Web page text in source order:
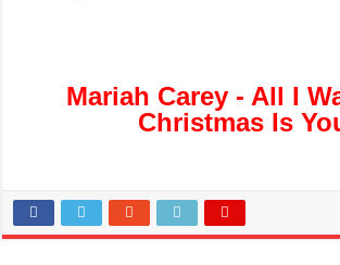
Mariah Carey - All I
Christmas Is